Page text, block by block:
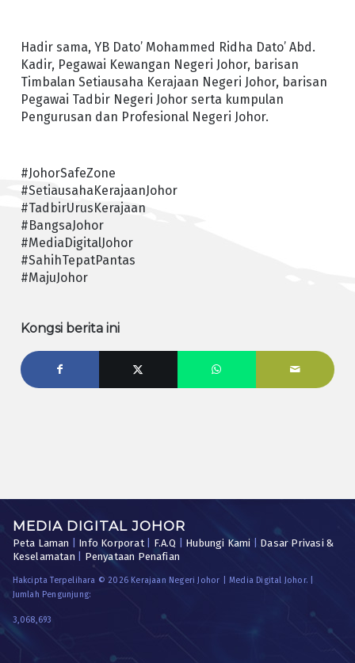
Hadir sama, YB Dato’ Mohammed Ridha Dato’ Abd.
Kadir, Pegawai Kewangan Negeri Johor, barisan
Timbalan Setiausaha Kerajaan Negeri Johor, barisan
Pegawai Tadbir Negeri Johor serta kumpulan
Pengurusan dan Profesional Negeri Johor.
#JohorSafeZone
#SetiausahaKerajaanJohor
#TadbirUrusKerajaan
#BangsaJohor
#MediaDigitalJohor
#SahihTepatPantas
#MajuJohor
Kongsi berita ini
MEDIA DIGITAL JOHOR
Peta Laman Info Korporat| F.A.Q Hubungi Kami
Dasar Privasi &
Keselamatan
Penyataan Penafian
Hakcipta Terpelihara © 2026 Kerajaan Negeri Johor | Media Digital Johor. |
Jumlah Pengunjung:
3,068,693